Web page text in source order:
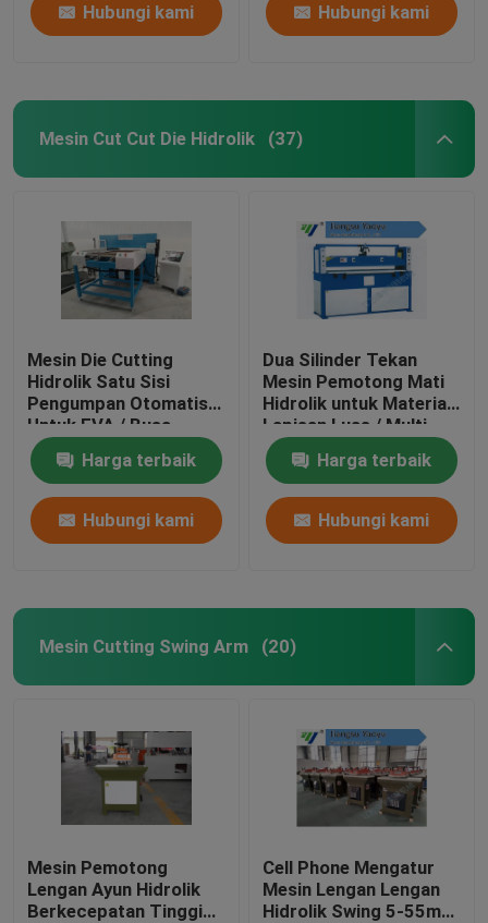
Hubungi kami Hubungi kami
Mesin Cut Cut Die Hidrolik (37)
Mesin Die Cutting
Hidrolik Satu Sisi
Pengumpan Otomatis
Untuk EVA / Busa
Harga terbaik
Hubungi kami
Dua Silinder Tekan
Mesin Pemotong Mati
Hidrolik untuk Material
Lapisan Luas / Multi
Harga terbaik
Hubungi kami
Mesin Cutting Swing Arm (20)
Mesin Pemotong
Lengan Ayun Hidrolik
Berkecepatan Tinggi
Cell Phone Mengatur
Mesin Lengan Lengan
Hidrolik Swing 5-55mm